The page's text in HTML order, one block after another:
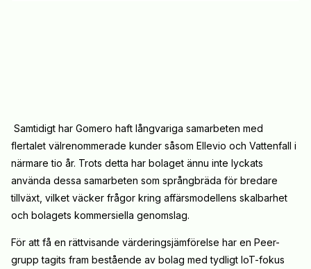
Samtidigt har Gomero haft långvariga samarbeten med
flertalet välrenommerade kunder såsom Ellevio och Vattenfall i
närmare tio år. Trots detta har bolaget ännu inte lyckats
använda dessa samarbeten som språngbräda för bredare
tillväxt, vilket väcker frågor kring affärsmodellens skalbarhet
och bolagets kommersiella genomslag.
För att få en rättvisande värderingsjämförelse har en Peer-
grupp tagits fram bestående av bolag med tydligt IoT-fokus